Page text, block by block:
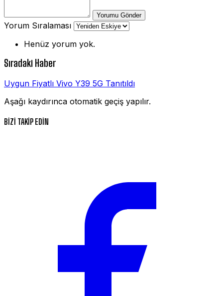
Yorumu Gönder
Yorum Sıralaması
Henüz yorum yok.
Sıradaki Haber
Uygun Fiyatlı Vivo Y39 5G Tanıtıldı
Aşağı kaydırınca otomatik geçiş yapılır.
BİZİ TAKİP EDİN